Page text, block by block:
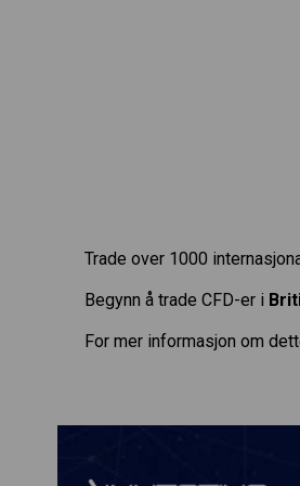
Trade over 1000
Begynn å trade CFD-er i
For mer informasjon om